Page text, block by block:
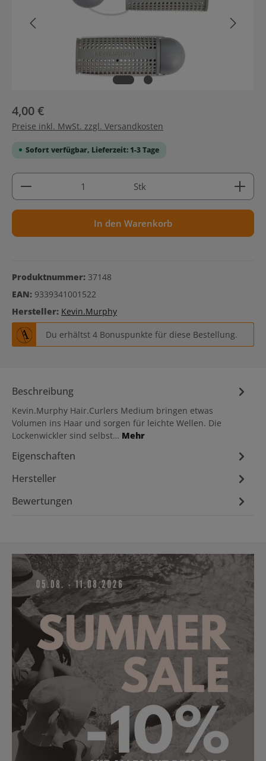
4,00 €
Preise inkl. MwSt. zzgl. Versandkosten
Sofort verfügbar, Lieferzeit: 1-3 Tage
Produkt Anzahl: Gib den gewünschten Wert ein
Stk
In den Warenkorb
Produktnummer: 37148
EAN: 9339341001522
Hersteller: Kevin.Murphy
Du erhältst 4 Bonuspunkte für diese Bestellung.
Beschreibung
Kevin.Murphy Hair.Curlers Medium bringen etwas
Volumen ins Haar und sorgen für leichte Wellen. Die
Lockenwickler sind selbst… Mehr
Eigenschaften
Hersteller
Bewertungen